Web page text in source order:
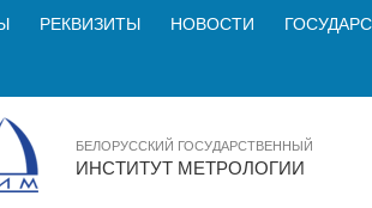
РЕКВИЗИТЫ НОВОСТИ
БЕЛОРУССКИЙ ГОСУДАРСТВЕННЫЙ
ИНСТИТУТ МЕТРОЛОГИИ